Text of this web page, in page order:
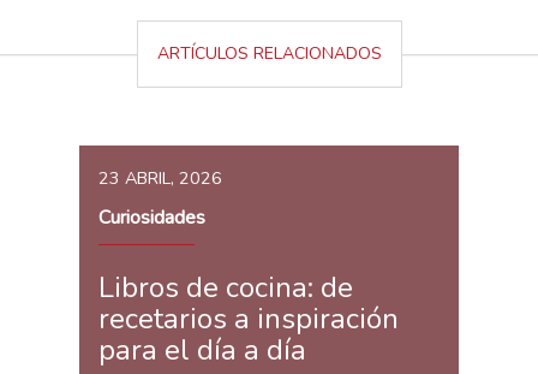
ARTÍCULOS RELACIONADOS
23 ABRIL, 2026
Curiosidades
Libros de cocina: de
recetarios a inspiración
para el día a día